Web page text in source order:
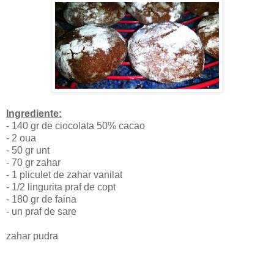
Ingrediente:
- 140 gr de ciocolata 50% cacao
- 2 oua
- 50 gr unt
- 70 gr zahar
- 1 pliculet de zahar vanilat
- 1/2 lingurita praf de copt
- 180 gr de faina
- un praf de sare
zahar pudra